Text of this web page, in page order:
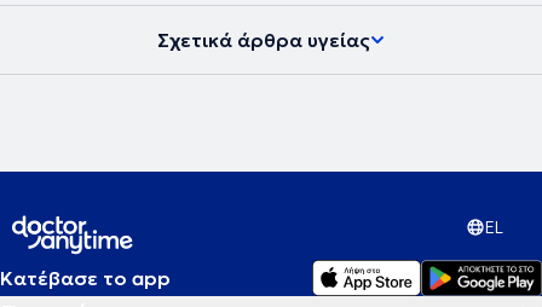
Σχετικά άρθρα υγείας
EL
Κατέβασε το app